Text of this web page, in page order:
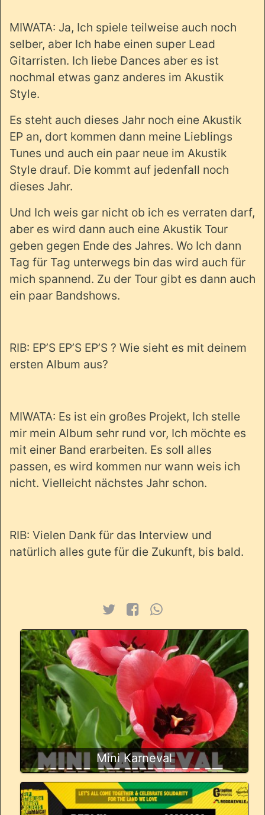
MIWATA: Ja, Ich spiele teilweise auch noch
selber, aber Ich habe einen super Lead
Gitarristen. Ich liebe Dances aber es ist
nochmal etwas ganz anderes im Akustik
Style.
Es steht auch dieses Jahr noch eine Akustik
EP an, dort kommen dann meine Lieblings
Tunes und auch ein paar neue im Akustik
Style drauf. Die kommt auf jedenfall noch
dieses Jahr.
Und Ich weis gar nicht ob ich es verraten darf,
aber es wird dann auch eine Akustik Tour
geben gegen Ende des Jahres. Wo Ich dann
Tag für Tag unterwegs bin das wird auch für
mich spannend. Zu der Tour gibt es dann auch
ein paar Bandshows.
RIB: EP’S EP’S EP’S ? Wie sieht es mit deinem
ersten Album aus?
MIWATA: Es ist ein großes Projekt, Ich stelle
mir mein Album sehr rund vor, Ich möchte es
mit einer Band erarbeiten. Es soll alles
passen, es wird kommen nur wann weis ich
nicht. Vielleicht nächstes Jahr schon.
RIB: Vielen Dank für das Interview und
natürlich alles gute für die Zukunft, bis bald.
Mini Karneval